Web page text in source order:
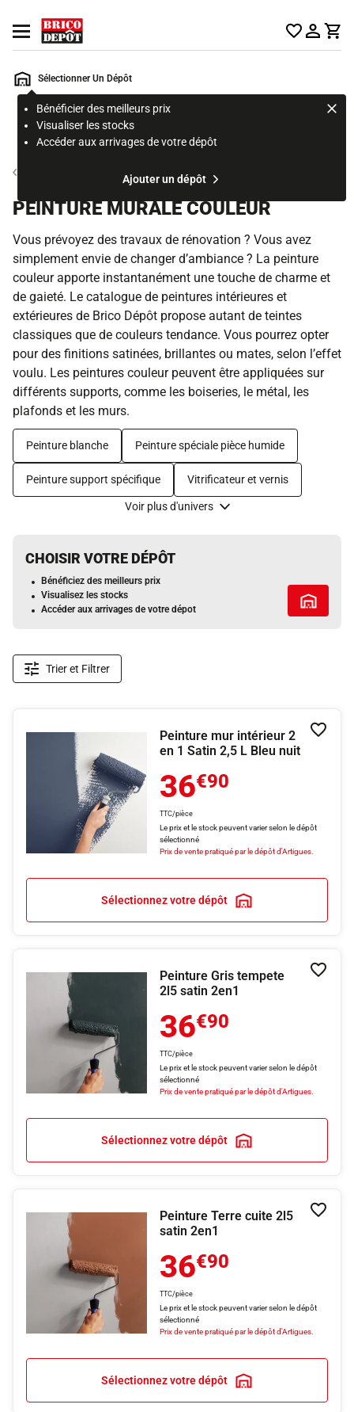
Ouvrir le menu
Sélectionner Un Dépôt
Bénéficier des meilleurs prix
Visualiser les stocks
Accéder aux arrivages de votre dépôt
Ajouter un dépôt
Rechercher
page
Peinture intérieure et préparation des murs
PEINTURE MURALE COULEUR
Vous prévoyez des travaux de rénovation ? Vous avez
simplement envie de changer d’ambiance ? La peinture
couleur apporte instantanément une touche de charme et
de gaieté. Le catalogue de peintures intérieures et
extérieures de Brico Dépôt propose autant de teintes
classiques que de couleurs tendance. Vous pourrez opter
pour des finitions satinées, brillantes ou mates, selon l’effet
voulu. Les peintures couleur peuvent être appliquées sur
différents supports, comme les boiseries, le métal, les
plafonds et les murs.
Peinture blanche Peinture spéciale pièce humide
Peinture support spécifique Vitrificateur et vernis
Voir plus d'univers
CHOISIR VOTRE DÉPÔT
Bénéficiez des meilleurs prix
Visualisez les stocks
Accéder aux arrivages de votre dépot
Tous les
Trier et Filtrer
Peinture mur intérieur 2
en 1 Satin 2,5 L Bleu nuit
36€90
TTC/pièce
Le prix et le stock peuvent varier selon le dépôt
sélectionné
Prix de vente pratiqué par le dépôt d'Artigues.
Sélectionnez votre dépôt
Peinture Gris tempete
2l5 satin 2en1
36€90
TTC/pièce
Le prix et le stock peuvent varier selon le dépôt
sélectionné
Prix de vente pratiqué par le dépôt d'Artigues.
Sélectionnez votre dépôt
Peinture Terre cuite 2l5
satin 2en1
36€90
TTC/pièce
Le prix et le stock peuvent varier selon le dépôt
sélectionné
Prix de vente pratiqué par le dépôt d'Artigues.
Sélectionnez votre dépôt